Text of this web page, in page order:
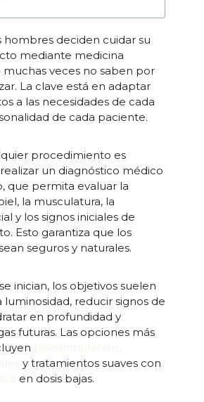
hombres deciden cuidar su
mediante medicina
muchas veces no saben por
La clave está en adaptar
a las necesidades de cada
de cada paciente.
procedimiento es
un diagnóstico médico
que permita evaluar la
la musculatura, la
y los signos iniciales de
Esto garantiza que los
seguros y naturales.
inician, los objetivos suelen
luminosidad, reducir signos de
en profundidad y
futuras. Las opciones más
y tratamientos suaves con
en dosis bajas.